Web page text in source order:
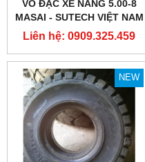
VỎ ĐẶC XE NÂNG 5.00-8
MASAI - SUTECH VIỆT NAM
Liên hệ: 0909.325.459
NEW